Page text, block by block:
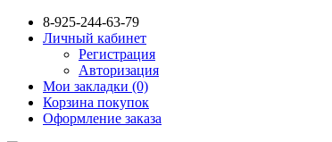
8-925-244-63-79
Личный кабинет
Регистрация
Авторизация
Мои закладки (0)
Корзина покупок
Оформление заказа